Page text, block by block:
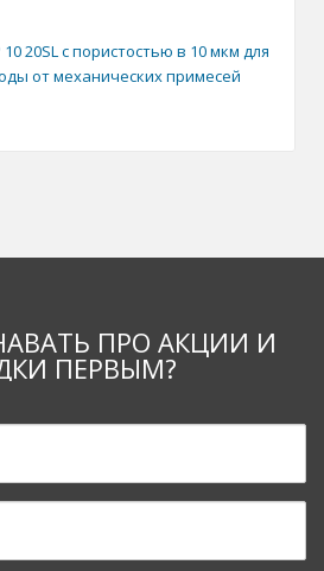
20SL с пористостью в 10 мкм для
от механических примесей
ПРО АКЦИИ И
ПЕРВЫМ?